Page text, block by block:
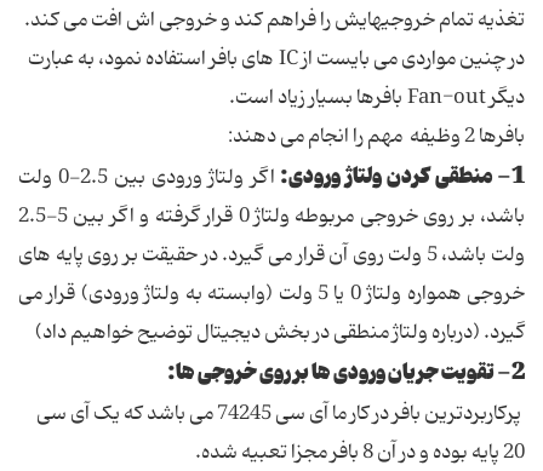
تغذیه تمام خروجیهایش را فراهم کند و خروجی اش افت می کند.
در چنین مواردی می بایست از IC های بافر استفاده نمود، به عبارت
دیگر Fan-out بافرها بسیار زیاد است.
بافرها 2 وظیفه مهم را انجام می دهند:
1- منطقی کردن ولتاژ ورودی:
اگر ولتاژ ورودی بین 2.5-0 ولت
باشد، بر روی خروجی مربوطه ولتاژ 0 قرار گرفته و اگر بین 5-2.5
ولت باشد، 5 ولت روی آن قرار می گیرد. در حقیقت بر روی پایه های
خروجی همواره ولتاژ 0 یا 5 ولت (وابسته به ولتاژ ورودی) قرار می
گیرد. (درباره ولتاژ منطقی در بخش دیجیتال توضیح خواهیم داد)
2- تقویت جریان ورودی ها بر روی خروجی ها:
پرکاربردترین بافر در کار ما آی سی 74245 می باشد که یک آی سی
20 پایه بوده و در آن 8 بافر مجزا تعبیه شده.